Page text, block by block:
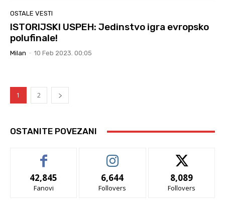
OSTALE VESTI
ISTORIJSKI USPEH: Jedinstvo igra evropsko
polufinale!
Milan - 10 Feb 2023. 00:05
1 2
OSTANITE POVEZANI
42,845
Fanovi
6,644
Follovers
8,089
Follovers